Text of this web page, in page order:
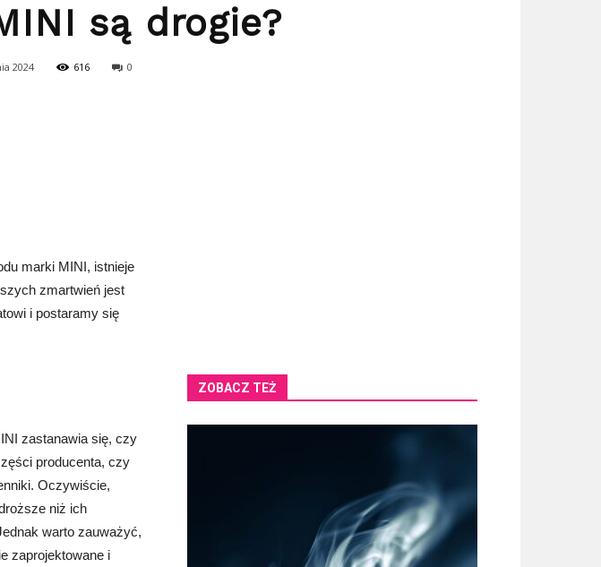
są drogie?
2024 616 0
marki MINI, istnieje
zmartwień jest
i postaramy się
zastanawia się, czy
producenta, czy
Oczywiście,
niż ich
warto zauważyć,
zaprojektowane i
ZOBACZ TEŻ